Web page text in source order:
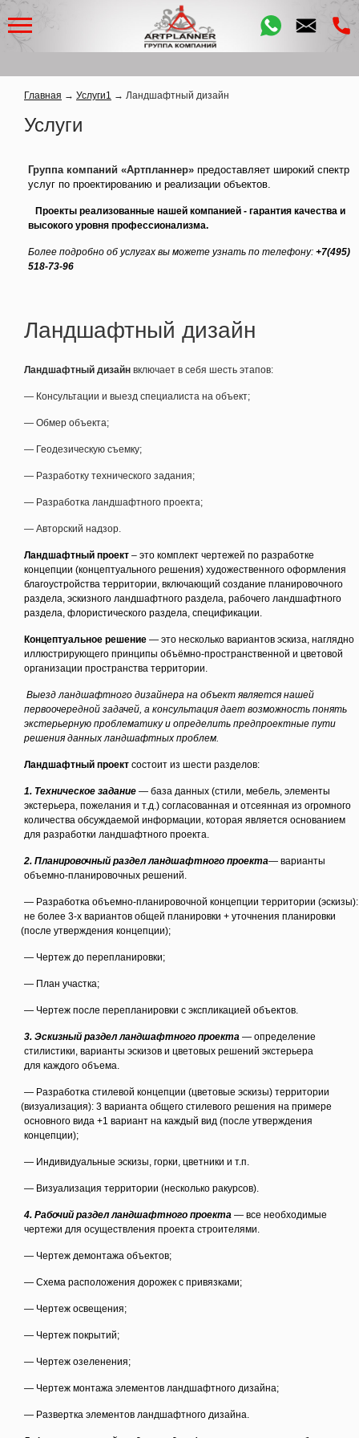
Главная → Услуги1 → Ландшафтный дизайн
Услуги
Группа компаний «Артпланнер» предоставляет широкий спектр
услуг по проектированию и реализации объектов.
Проекты реализованные нашей компанией - гарантия качества и
высокого уровня профессионализма.
Более подробно об услугах вы можете узнать по телефону: +7(495)
518-73-96
Ландшафтный дизайн
Ландшафтный дизайн включает в себя шесть этапов:
— Консультации и выезд специалиста на объект;
— Обмер объекта;
— Геодезическую съемку;
— Разработку технического задания;
— Разработка ландшафтного проекта;
— Авторский надзор.
Ландшафтный проект – это комплект чертежей по разработке
концепции (концептуального решения) художественного оформления
благоустройства территории, включающий создание планировочного
раздела, эскизного ландшафтного раздела, рабочего ландшафтного
раздела, флористического раздела, спецификации.
Концептуальное решение — это несколько вариантов эскиза, наглядно
иллюстрирующего принципы объёмно-пространственной и цветовой
организации пространства территории.
Выезд ландшафтного дизайнера на объект является нашей
первоочередной задачей, а консультация дает возможность понять
экстерьерную проблематику и определить предпроектные пути
решения данных ландшафтных проблем.
Ландшафтный проект состоит из шести разделов:
1. Техническое задание — база данных (стили, мебель, элементы
экстерьера, пожелания и т.д.) согласованная и отсеянная из огромного
количества обсуждаемой информации, которая является основанием
для разработки ландшафтного проекта.
2. Планировочный раздел ландшафтного проекта— варианты
объемно-планировочных решений.
— Разработка объемно-планировочной концепции территории (эскизы):
не более 3-х вариантов общей планировки + уточнения планировки
(после утверждения концепции);
— Чертеж до перепланировки;
— План участка;
— Чертеж после перепланировки с экспликацией объектов.
3. Эскизный раздел ландшафтного проекта — определение
стилистики, варианты эскизов и цветовых решений экстерьера
для каждого объема.
— Разработка стилевой концепции (цветовые эскизы) территории
(визуализация): 3 варианта общего стилевого решения на примере
основного вида +1 вариант на каждый вид (после утверждения
концепции);
— Индивидуальные эскизы, горки, цветники и т.п.
— Визуализация территории (несколько ракурсов).
4. Рабочий раздел ландшафтного проекта — все необходимые
чертежи для осуществления проекта строителями.
— Чертеж демонтажа объектов;
— Схема расположения дорожек с привязками;
— Чертеж освещения;
— Чертеж покрытий;
— Чертеж озеленения;
— Чертеж монтажа элементов ландшафтного дизайна;
— Развертка элементов ландшафтного дизайна.